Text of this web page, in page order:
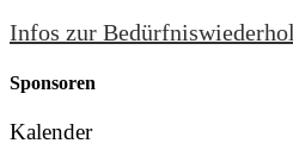
Infos zur
Sponsoren
Kalender